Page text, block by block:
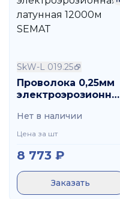
SkW-L 019.25
Проволока 0,25мм
электроэрозионная
SEMAT
Нет в наличии
Цена за шт
8 773 ₽
Заказать